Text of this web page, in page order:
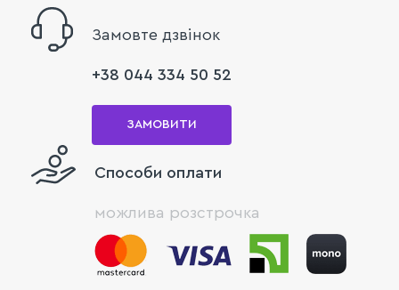
Замовте дзвінок
+38 044 334 50 52
ЗАМОВИТИ
Способи оплати
можлива розстрочка